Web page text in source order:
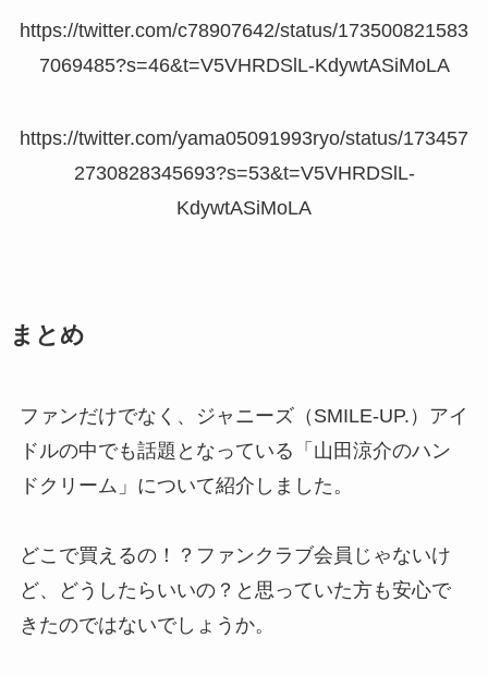
https://twitter.com/c78907642/status/173500821583
7069485?s=46&t=V5VHRDSlL-KdywtASiMoLA
https://twitter.com/yama05091993ryo/status/173457
2730828345693?s=53&t=V5VHRDSlL-
KdywtASiMoLA
まとめ
ファンだけでなく、ジャニーズ（SMILE-UP.）アイ
ドルの中でも話題となっている「山田涼介のハン
ドクリーム」について紹介しました。
どこで買えるの！？ファンクラブ会員じゃないけ
ど、どうしたらいいの？と思っていた方も安心で
きたのではないでしょうか。